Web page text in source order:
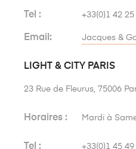
Tel : +33(0)1 42
Email: Jacques &
LIGHT & CITY PARIS
23 Rue de Fleurus, 75006
Horaires : Mardi à
Tel : +33(0)1 45